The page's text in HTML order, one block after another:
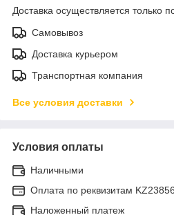
Доставка осуществляется только
Самовывоз
Доставка курьером
Транспортная компания
Все условия доставки
Условия оплаты
Наличными
Оплата по реквизитам
Наложенный платеж